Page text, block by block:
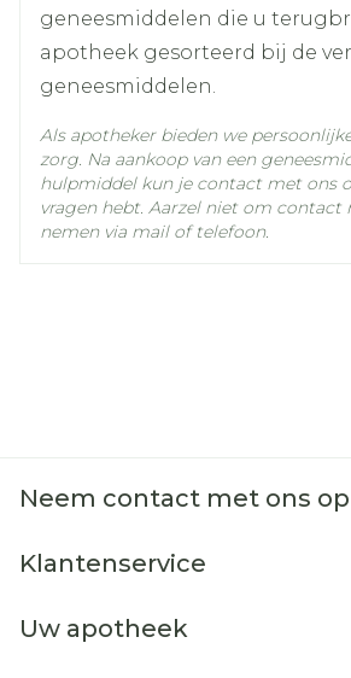
geneesmiddelen die u
apotheek gesorteerd bij de
geneesmiddelen.
Als apotheker bieden we
zorg. Na aankoop van een
hulpmiddel kun je contact met ons
vragen hebt. Aarzel niet om contact
nemen via mail of telefoon.
Neem contact met ons op
Klantenservice
Uw apotheek